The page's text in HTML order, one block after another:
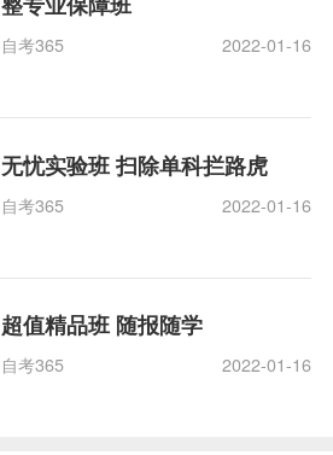
自考365 2022-01-16
无忧实验班 扫除单科拦路虎
自考365 2022-01-16
超值精品班 随报随学
自考365 2022-01-16